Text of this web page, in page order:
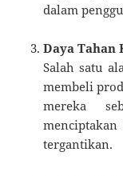
dalam
Daya Tahan
Salah satu
membeli
mereka
tergantikan.